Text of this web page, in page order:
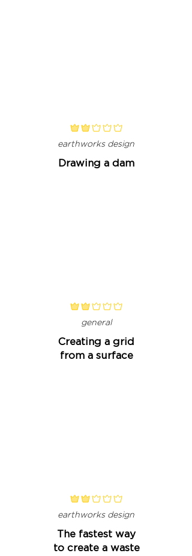
classificação média é 2 de 5
earthworks design
Drawing a dam
classificação média é 2 de 5
general
Creating a grid
from a surface
classificação média é 2 de 5
earthworks design
The fastest way
to create a waste